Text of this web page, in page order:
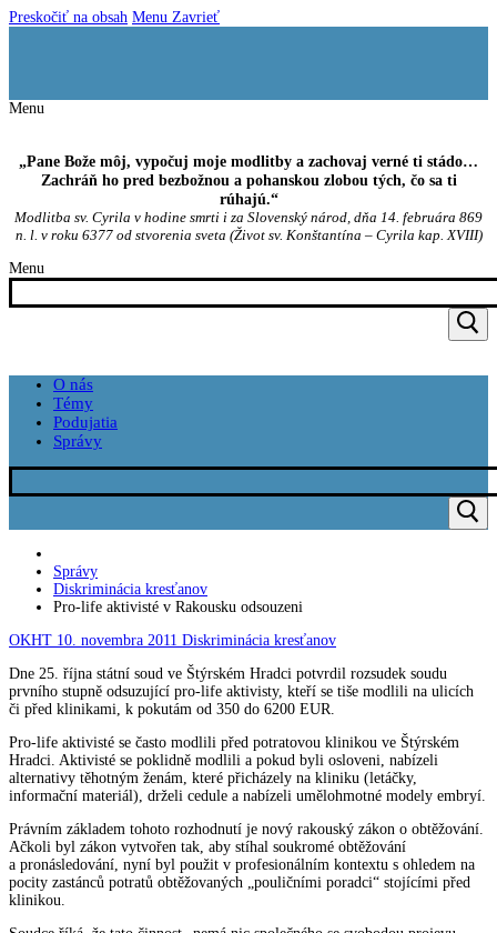
Preskočiť na obsah Menu Zavrieť
Menu
„Pane Bože môj, vypočuj moje modlitby a zachovaj verné ti stádo…
Zachráň ho pred bezbožnou a pohanskou zlobou tých, čo sa ti
rúhajú.“
Modlitba sv. Cyrila v hodine smrti i za Slovenský národ, dňa 14. februára 869
n. l. v roku 6377 od stvorenia sveta (Život sv. Konštantína – Cyrila kap. XVIII)
Menu
O nás
Témy
Podujatia
Správy
Správy
Diskriminácia kresťanov
Pro-life aktivisté v Rakousku odsouzeni
OKHT 10. novembra 2011 Diskriminácia kresťanov
Dne 25. října státní soud ve Štýrském Hradci potvrdil rozsudek soudu
prvního stupně odsuzující pro-life aktivisty, kteří se tiše modlili na ulicích
či před klinikami, k pokutám od 350 do 6200 EUR.
Pro-life aktivisté se často modlili před potratovou klinikou ve Štýrském
Hradci. Aktivisté se poklidně modlili a pokud byli osloveni, nabízeli
alternativy těhotným ženám, které přicházely na kliniku (letáčky,
informační materiál), drželi cedule a nabízeli umělohmotné modely embryí.
Právním základem tohoto rozhodnutí je nový rakouský zákon o obtěžování.
Ačkoli byl zákon vytvořen tak, aby stíhal soukromé obtěžování
a pronásledování, nyní byl použit v profesionálním kontextu s ohledem na
pocity zastánců potratů obtěžovaných „pouličními poradci“ stojícími před
klinikou.